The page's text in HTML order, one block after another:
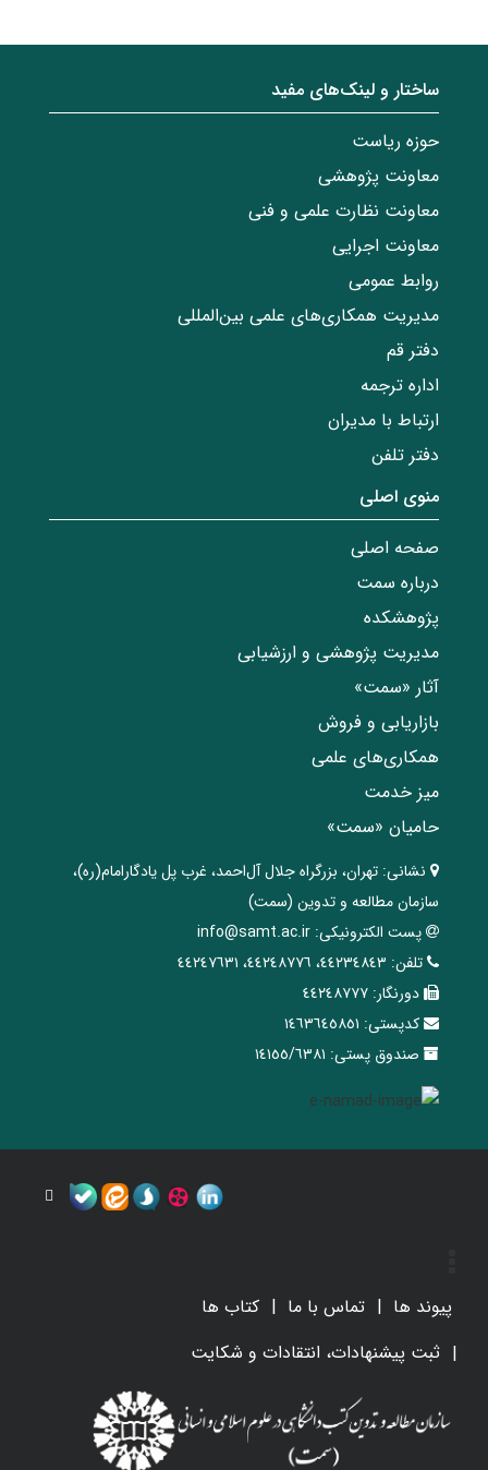
ساختار‌‌ و‌‌ لینک‌های مفید
حوزه ریاست
معاونت پژوهشی
معاونت نظارت علمی و فنی
معاونت اجرایی
روابط عمومی
مدیریت همکاری‌های علمی بین‌المللی
دفتر قم
اداره ترجمه
ارتباط با مدیران
دفتر تلفن
منوی اصلی
صفحه اصلی
درباره سمت
پژوهشکده
مدیریت پژوهشی و ارزشیابی
آثار «سمت»
بازاریابی و فروش
همکاری‌های علمی
میز خدمت
حامیان «سمت»
نشانی: تهران، ‌بزرگراه ‌جلال آل‌احمد، غرب پل يادگار‌امام(ره)‌،
سازمان مطالعه و تدوین‌ (سمت)
پست الکترونیکی: info@samt.ac.ir
تلفن: ٤٤٢٣٤٨٤٣، ٤٤٢٤٨٧٧٦، ٤٤٢٤٧٦٣١
دورنگار: ٤٤٢٤٨٧٧٧
کدپستی: ١٤٦٣٦٤٥٨٥١
صندوق پستی: ١٤١٥٥/٦٣٨١
پیوند ها تماس با ما
کتاب ها
ثبت پیشنهادات، انتقادات و شکایت